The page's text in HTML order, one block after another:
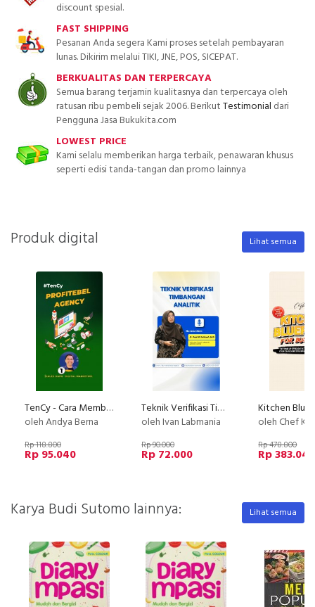
discount spesial.
FAST SHIPPING
Pesanan Anda segera Kami proses setelah pembayaran
lunas. Dikirim melalui TIKI, JNE, POS, SICEPAT.
BERKUALITAS DAN TERPERCAYA
Semua barang terjamin kualitasnya dan terpercaya oleh
ratusan ribu pembeli sejak 2006. BerikutTestimonial dari
Pengguna Jasa Bukukita.com
LOWEST PRICE
Kami selalu memberikan harga terbaik, penawaran khusus
seperti edisi tanda-tangan dan promo lainnya
Produk digital Lihat semua
TenCy - Cara Membuat Agency Menjadi Profit
oleh Andya Berna
Rp 118.800
Rp 95.040
Teknik Verifikasi Timbangan Analitik
oleh Ivan Labmania
Rp 90.000
Rp 72.000
oleh Chef
Rp 478.800
Rp 383.040
Karya Budi Sutomo lainnya: Lihat semua